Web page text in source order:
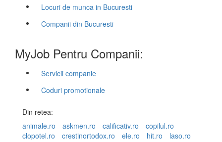
Locuri de munca in Bucuresti
Companii din Bucuresti
MyJob Pentru Companii:
Servicii companie
Coduri promotionale
Din retea:
animale.ro
askmen.ro calificativ.ro
copilul.ro
clopotel.ro
crestinortodox.ro ele.ro hit.ro
laso.ro